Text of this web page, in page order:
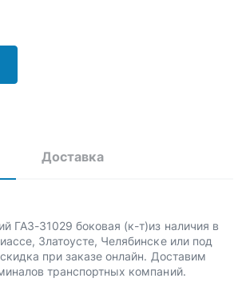
Доставка
ГАЗ-31029 боковая (к-т)из наличия в
Златоусте, Челябинске или под
при заказе онлайн. Доставим
транспортных компаний.